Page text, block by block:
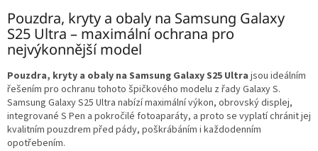
a
c
í
r
v
k
y
v
v
á
n
Pouzdra, kryty a obaly na Samsung Galaxy
S25 Ultra – maximální ochrana pro
nejvýkonnější model
Pouzdra, kryty a obaly na Samsung Galaxy S25 Ultra jsou ideálním
řešením pro ochranu tohoto špičkového modelu z řady Galaxy S.
Samsung Galaxy S25 Ultra nabízí maximální výkon, obrovský displej,
integrované S Pen a pokročilé fotoaparáty, a proto se vyplatí chránit jej
kvalitním pouzdrem před pády, poškrábáním i každodenním
opotřebením.